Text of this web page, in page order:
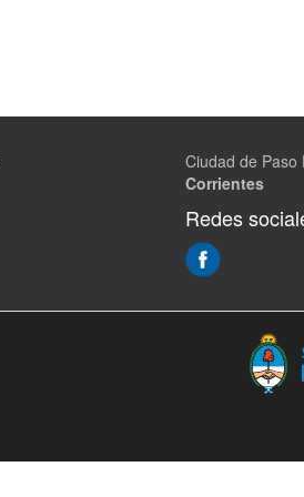
Ciudad de Paso
Corrientes
Redes